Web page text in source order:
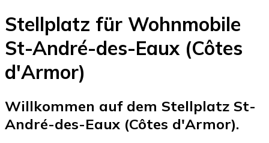
Stellplatz für Wohnmobile
St-André-des-Eaux (Côtes
d'Armor)
Willkommen auf dem Stellplatz St-
André-des-Eaux (Côtes d'Armor).